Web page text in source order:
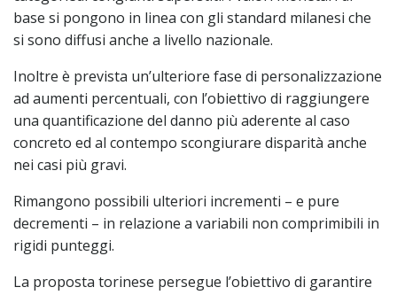
base si pongono in linea con gli standard milanesi che
si sono diffusi anche a livello nazionale.
Inoltre è prevista un’ulteriore fase di personalizzazione
ad aumenti percentuali, con l’obiettivo di raggiungere
una quantificazione del danno più aderente al caso
concreto ed al contempo scongiurare disparità anche
nei casi più gravi.
Rimangono possibili ulteriori incrementi – e pure
decrementi – in relazione a variabili non comprimibili in
rigidi punteggi.
La proposta torinese persegue l’obiettivo di garantire